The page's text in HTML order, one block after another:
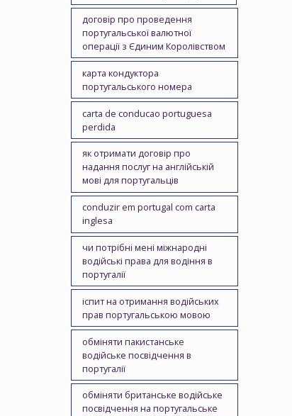
договір про проведення
португальської валютної
операції з Єдиним Королівством
карта кондуктора
португальського номера
carta de conducao portuguesa
perdida
як отримати договір про
надання послуг на англійській
мові для португальців
conduzir em portugal com carta
inglesa
чи потрібні мені міжнародні
водійські права для водіння в
португалії
іспит на отримання водійських
прав португальською мовою
обміняти пакистанське
водійське посвідчення в
португалії
обміняти британське водійське
посвідчення на португальське